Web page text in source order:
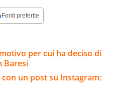
Fonti preferite
per cui ha deciso di
Baresi
un post su Instagram: